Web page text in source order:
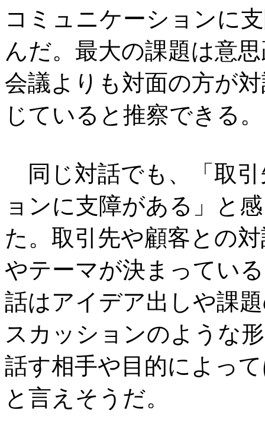
コミュニケーションに
んだ。最大の課題は意
会議よりも対面の方が
じていると推察できる。
同じ対話でも、「取
ョンに支障がある」と
た。取引先や顧客との
やテーマが決まってい
話はアイデア出しや課
スカッションのような
話す相手や目的によっ
と言えそうだ。